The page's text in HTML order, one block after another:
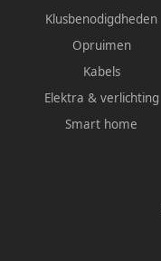
Klusbenodigdheden
Opruimen
Kabels
Elektra & verlichting
Smart home